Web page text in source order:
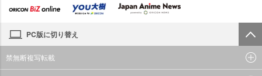
PC版に切り替え
禁無断複写転載